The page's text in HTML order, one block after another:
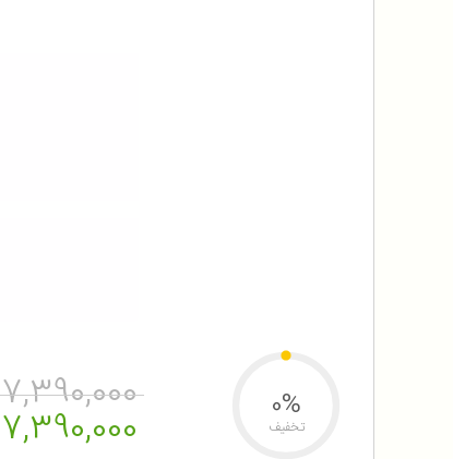
7,390,000
7,390,000 0%
تخفیف